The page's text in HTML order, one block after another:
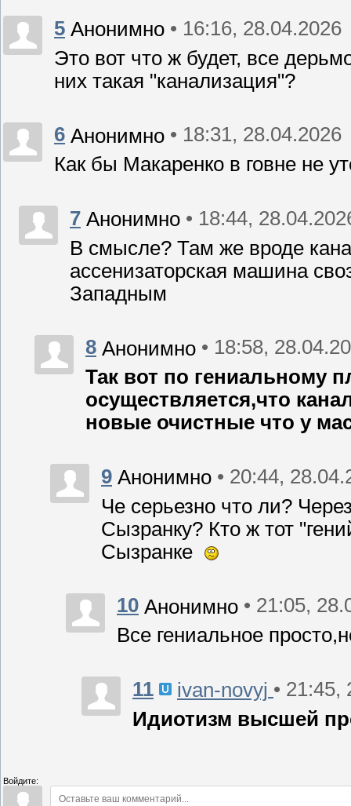
5 Анонимно • 16:16, 28.04.2026
Это вот что ж будет, все
них такая "канализация"?
6 Анонимно • 18:31, 28.04.2026
Как бы Макаренко в говне не
7 Анонимно • 18:44,
В смысле? Там же вроде
ассенизаторская машина
Западным
8 Анонимно • 18:58,
Так вот по гениальному
осуществляется,что
новые очистные что у
9 Анонимно • 20:44,
Че серьезно что ли?
Сызранку? Кто ж тот
Сызранке
10 Анонимно • 21:05,
Все гениальное
11 ivan-novyj • 21:45,
Идиотизм высшей
Войдите: